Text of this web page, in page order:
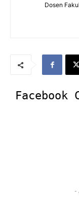
Dosen
Facebook
-